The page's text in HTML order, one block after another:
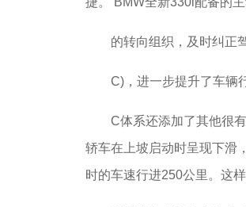
的转向组织，及时纠正驾
C)，进一步提升了车辆行
C体系还添加了其他很有
轿车在上坡启动时呈现下滑
时的车速行进250公里。这